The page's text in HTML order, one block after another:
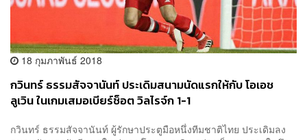
18 กุมภาพันธ์ 2018
กวินทร์ ธรรมสัจจานันท์ ประเดิมสนามนัดแรกให้กับ โอเอช
ลูเวิน ในเกมเสมอเบียร์ช็อต วิลไรจ์ก 1-1
กวินทร์ ธรรมสัจจานันท์ ผู้รักษาประตูมือหนึ่งทีมชาติไทย ประเดิมลง